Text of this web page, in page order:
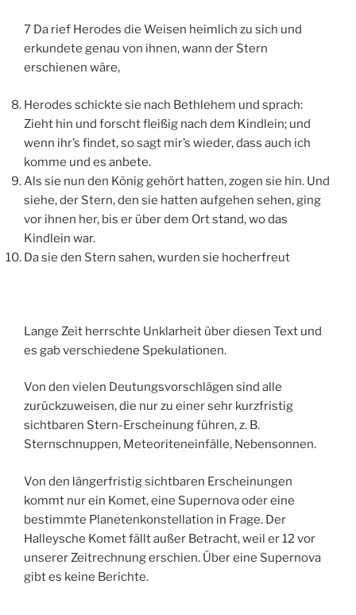
7 Da rief Herodes die Weisen heimlich zu sich und
erkundete genau von ihnen, wann der Stern
erschienen wäre,
Herodes schickte sie nach Bethlehem und sprach:
Zieht hin und forscht fleißig nach dem Kindlein; und
wenn ihr’s findet, so sagt mir’s wieder, dass auch ich
komme und es anbete.
Als sie nun den König gehört hatten, zogen sie hin. Und
siehe, der Stern, den sie hatten aufgehen sehen, ging
vor ihnen her, bis er über dem Ort stand, wo das
Kindlein war.
Da sie den Stern sahen, wurden sie hocherfreut
Lange Zeit herrschte Unklarheit über diesen Text und
es gab verschiedene Spekulationen.
Von den vielen Deutungsvorschlägen sind alle
zurückzuweisen, die nur zu einer sehr kurzfristig
sichtbaren Stern-Erscheinung führen, z. B.
Sternschnuppen, Meteoriteneinfälle, Nebensonnen.
Von den längerfristig sichtbaren Erscheinungen
kommt nur ein Komet, eine Supernova oder eine
bestimmte Planetenkonstellation in Frage. Der
Halleysche Komet fällt außer Betracht, weil er 12 vor
unserer Zeitrechnung erschien. Über eine Supernova
gibt es keine Berichte.